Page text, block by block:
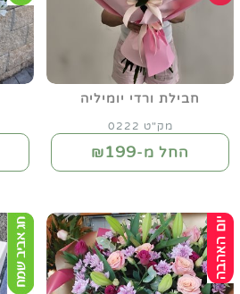
חבילת ורדי יומיליה
מק"ט 0222
החל מ-₪199